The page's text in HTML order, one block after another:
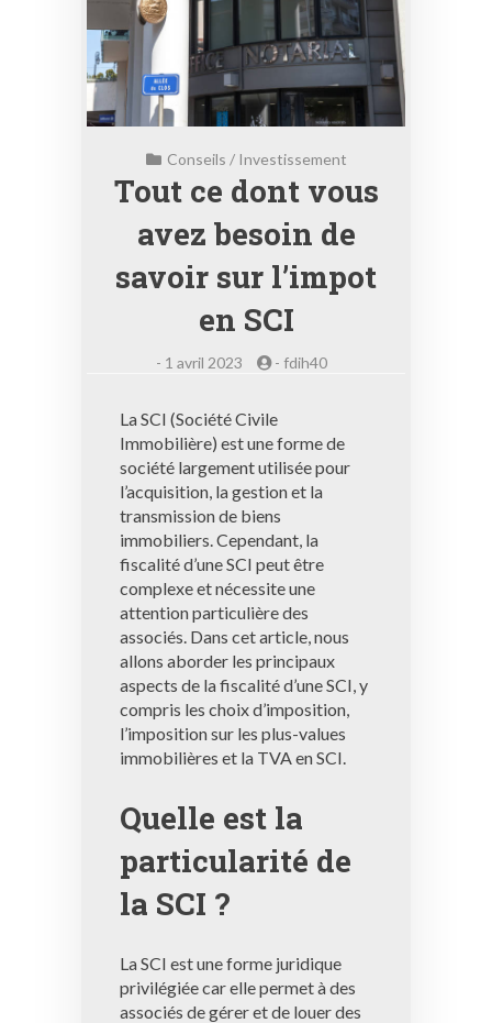
Conseils / Investissement
Tout ce dont vous
avez besoin de
savoir sur l’impot
en SCI
- 1 avril 2023 - fdih40
La SCI (Société Civile
Immobilière) est une forme de
société largement utilisée pour
l’acquisition, la gestion et la
transmission de biens
immobiliers. Cependant, la
fiscalité d’une SCI peut être
complexe et nécessite une
attention particulière des
associés. Dans cet article, nous
allons aborder les principaux
aspects de la fiscalité d’une SCI, y
compris les choix d’imposition,
l’imposition sur les plus-values ​​
immobilières et la TVA en SCI.
Quelle est la
particularité de
la SCI ?
La SCI est une forme juridique
privilégiée car elle permet à des
associés de gérer et de louer des